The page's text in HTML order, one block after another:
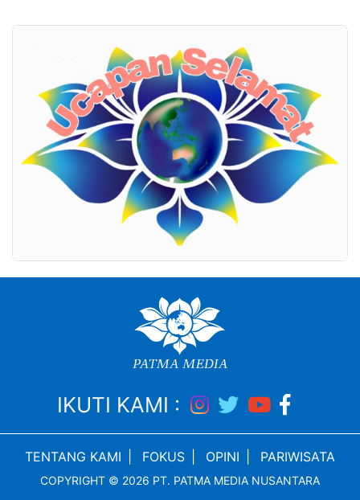
IKUTI KAMI :
TENTANG KAMI FOKUS OPINI PARIWISATA
COPYRIGHT © 2026 PT. PATMA MEDIA NUSANTARA